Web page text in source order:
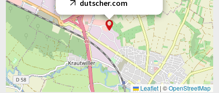
dutscher.com
Leaflet | ©OpenStreetMap